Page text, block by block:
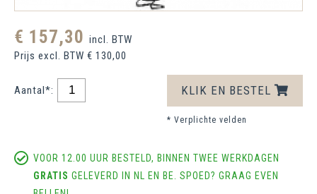
€ 157,30 incl. BTW
Prijs excl. BTW € 130,00
Aantal*: KLIK EN BESTEL
* Verplichte velden
VOOR 12.00 UUR BESTELD, BINNEN TWEE WERKDAGEN
GRATIS GELEVERD IN NL EN BE. SPOED? GRAAG EVEN